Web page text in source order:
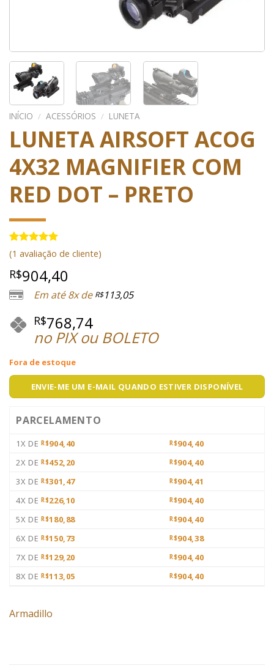
INÍCIO / ACESSÓRIOS / LUNETA
LUNETA AIRSOFT ACOG
4X32 MAGNIFIER COM
RED DOT – PRETO
Avaliado
como
5.00
de 5, com
baseado em
1
avaliação
de cliente
(1 avaliação de cliente)
R$904,40
Em até 8x de R$113,05
R$768,74
no PIX ou BOLETO
Fora de estoque
ENVIE-ME UM E-MAIL QUANDO ESTIVER DISPONÍVEL
PARCELAMENTO
1X DE R$904,40 R$904,40
2X DE R$452,20 R$904,40
3X DE R$301,47 R$904,41
4X DE R$226,10 R$904,40
5X DE R$180,88 R$904,40
6X DE R$150,73 R$904,38
7X DE R$129,20 R$904,40
8X DE R$113,05 R$904,40
Armadillo